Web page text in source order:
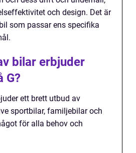
och design. Det är
som passar ens specifika
bilar erbjuder
G?
ett brett utbud av
sportbilar, familjebilar och
för alla behov och